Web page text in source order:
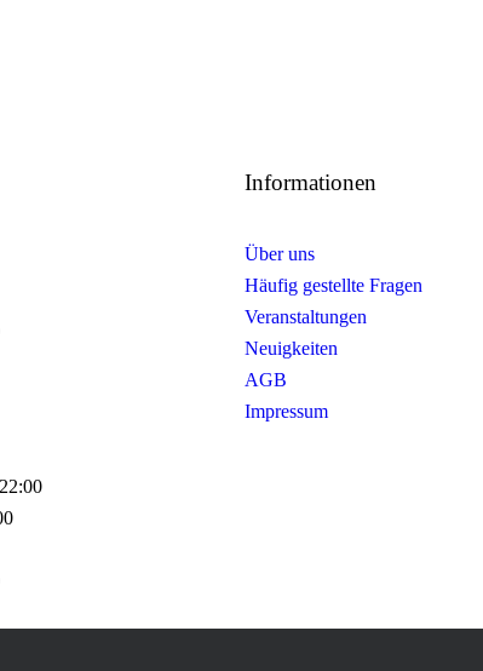
Informationen
Über uns
Häufig gestellte Fragen
Veranstaltungen
Neuigkeiten
AGB
Impressum